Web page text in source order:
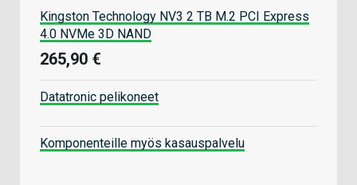
Kingston Technology NV3 2 TB M.2 PCI Express
4.0 NVMe 3D NAND
265,90 €
Datatronic pelikoneet
Komponenteille myös kasauspalvelu